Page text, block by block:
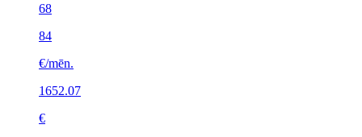
68
84
€/mēn.
1652.07
€